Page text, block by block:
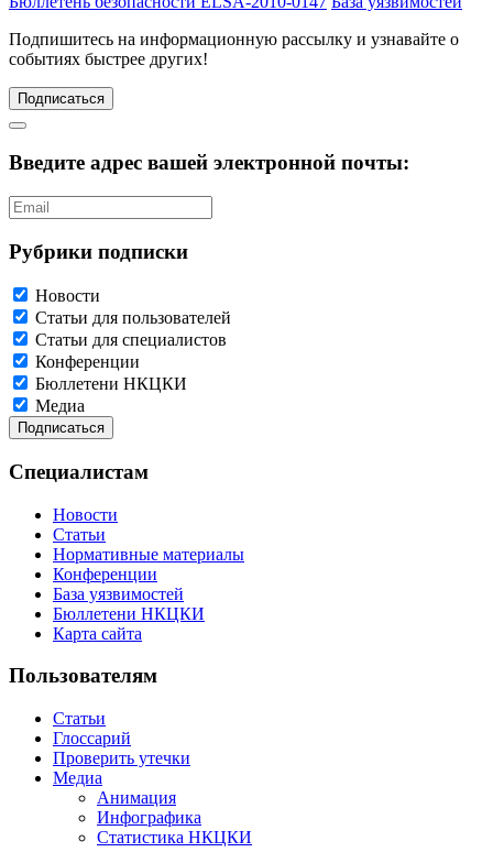
Подпишитесь на информационную рассылку и узнавайте о
событиях быстрее других!
Подписаться
Введите адрес вашей электронной почты:
Рубрики подписки
Новости
Статьи для пользователей
Статьи для специалистов
Конференции
Бюллетени НКЦКИ
Медиа
Специалистам
Новости
Статьи
Нормативные материалы
Конференции
База уязвимостей
Бюллетени НКЦКИ
Карта сайта
Пользователям
Статьи
Глоссарий
Проверить утечки
Медиа
Анимация
Инфографика
Статистика НКЦКИ